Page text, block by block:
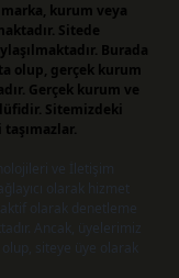
kurum veya
Sitede
Burada
olup, gerçek kurum
Gerçek kurum ve
Sitemizdeki
ve İletişim
olarak hizmet
olarak denetleme
Ancak, üyelerimiz
siteye üye olarak